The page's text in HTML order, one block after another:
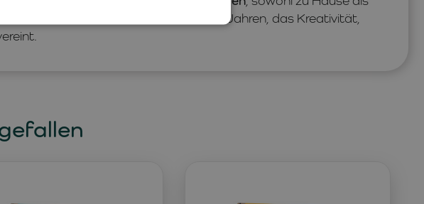
Ein ideales Zubehör für Kinder ab 3 Jahren, das Kreativität,